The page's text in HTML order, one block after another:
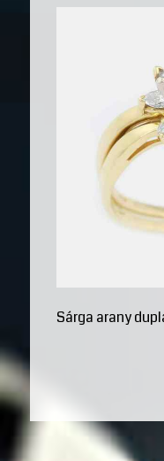
Sárga arany